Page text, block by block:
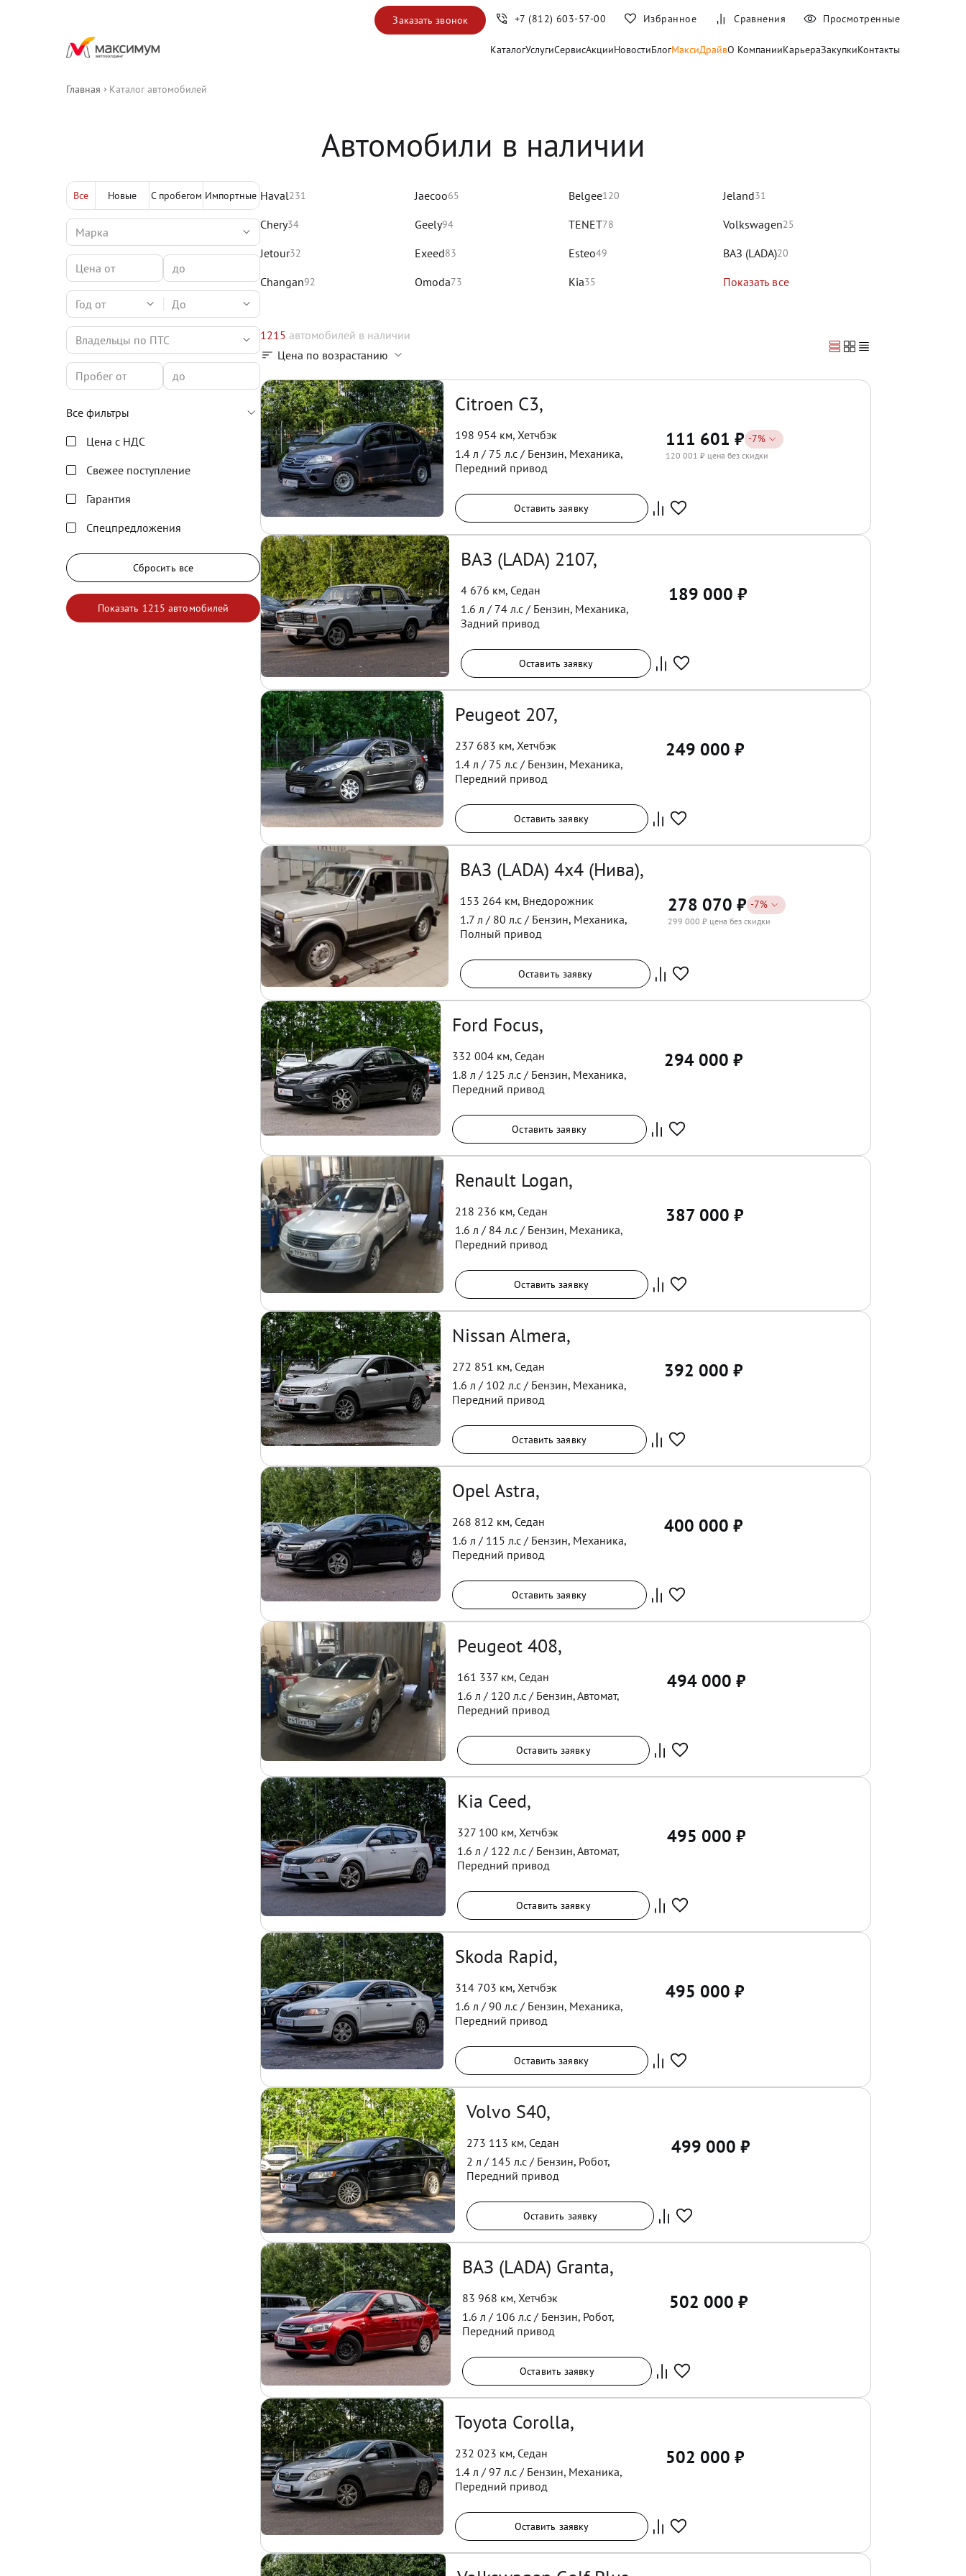
КаталогУслугиСервисАкцииНовостиБлогМаксиДрайвО КомпанииКарьераЗакупкиКонтакты
Заказать звонок +7 (812) 603-57-00 Избранное Сравнения Просмотренные
Главная Каталог автомобилей
Автомобили в наличии
Все Новые С пробегом Импортные
Год от До
Владельцы по ПТС
Все фильтры
Цена с НДС
Свежее поступление
Гарантия
Спецпредложения
Сбросить все
Показать 1215 автомобилей
Haval231
Chery34
Jetour32
Changan92
Jaecoo65
Geely94
Exeed83
Omoda73
Belgee120
TENET78
Esteo49
Kia35
Jeland31
Volkswagen25
ВАЗ (LADA)20
Показать все
1215 автомобилей в наличии
Цена по возрастанию
Citroen C3,
198 954 км, Хетчбэк
1.4л / 75 л.с / Бензин, Механика,
Передний привод
111 601 ₽ -7%
120 001 ₽ цена без скидки
Оставить заявку
ВАЗ (LADA) 2107,
4 676 км, Седан
1.6 л / 74 л.с / Бензин, Механика,
Задний привод
189 000 ₽
Оставить заявку
Peugeot 207,
237 683 км, Хетчбэк
1.4л / 75 л.с / Бензин, Механика,
Передний привод
249 000 ₽
Оставить заявку
ВАЗ (LADA) 4x4 (Нива),
153 264 км, Внедорожник
1.7л / 80 л.с / Бензин, Механика,
Полный привод
278 070 ₽ -7%
299 000 ₽ цена без скидки
Оставить заявку
Ford Focus,
332 004 км, Седан
1.8 л / 125 л.с / Бензин, Механика,
Передний привод
294 000 ₽
Оставить заявку
Renault Logan,
218 236 км, Седан
1.6 л / 84л.с / Бензин, Механика,
Передний привод
387 000 ₽
Оставить заявку
Nissan Almera,
272 851 км, Седан
1.6 л / 102 л.с / Бензин, Механика,
Передний привод
392 000 ₽
Оставить заявку
Opel Astra,
268 812 км, Седан
1.6 л / 115 л.с / Бензин, Механика,
Передний привод
400 000 ₽
Оставить заявку
Peugeot 408,
161 337 км, Седан
1.6 л / 120 л.с / Бензин,Автомат,
Передний привод
494 000 ₽
Оставить заявку
Kia Ceed,
327 100 км,Хетчбэк
1.6 л / 122 л.с / Бензин,Автомат,
Передний привод
495 000 ₽
Оставить заявку
Skoda Rapid,
314 703 км, Хетчбэк
1.6 л / 90 л.с / Бензин, Механика,
Передний привод
495 000 ₽
Оставить заявку
Volvo S40,
273 113 км, Седан
2 л / 145 л.с / Бензин, Робот,
Передний привод
499 000 ₽
Оставить заявку
ВАЗ (LADA) Granta,
83 968 км, Хетчбэк
1.6 л / 106 л.с / Бензин, Робот,
Передний привод
502 000 ₽
Оставить заявку
Toyota Corolla,
232 023 км, Седан
1.4л / 97л.с / Бензин, Механика,
Передний привод
502 000 ₽
Оставить заявку